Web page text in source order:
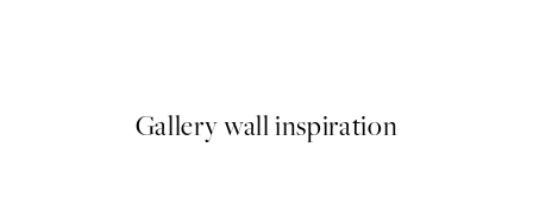
Gallery wall inspiration